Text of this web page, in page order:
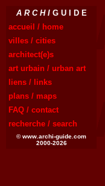
A R C H IG U I D E
accueil / home
villes / cities
architect(e)s
art urbain / urban art
liens / links
plans / maps
FAQ / contact
recherche / search
© www.archi-guide.com
2000-2026